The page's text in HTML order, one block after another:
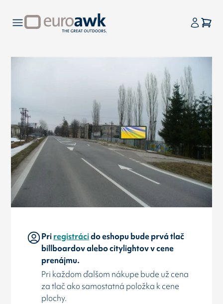
Priregistrácido eshopu bude prvá tlač
billboardov alebo citylightov v cene
prenájmu.
Pri každom ďalšom nákupe bude už cena
za tlač ako samostatná položka k cene
plochy.